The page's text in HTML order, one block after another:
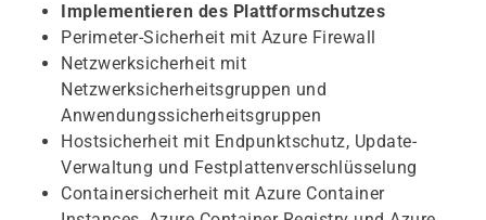
Implementieren des Plattformschutzes
Perimeter-Sicherheit mit Azure Firewall
Netzwerksicherheit mit
Netzwerksicherheitsgruppen und
Anwendungssicherheitsgruppen
Hostsicherheit mit Endpunktschutz, Update-
Verwaltung und Festplattenverschlüsselung
Containersicherheit mit Azure Container